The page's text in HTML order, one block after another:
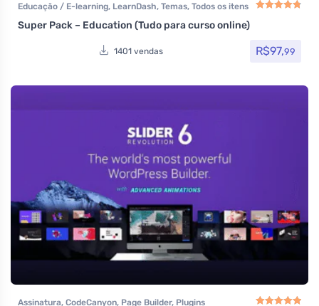
Educação / E-learning, LearnDash, Temas, Todos os itens
Super Pack – Education (Tudo para curso online)
1401 vendas R$97,99
Assinatura, CodeCanyon, Page Builder, Plugins